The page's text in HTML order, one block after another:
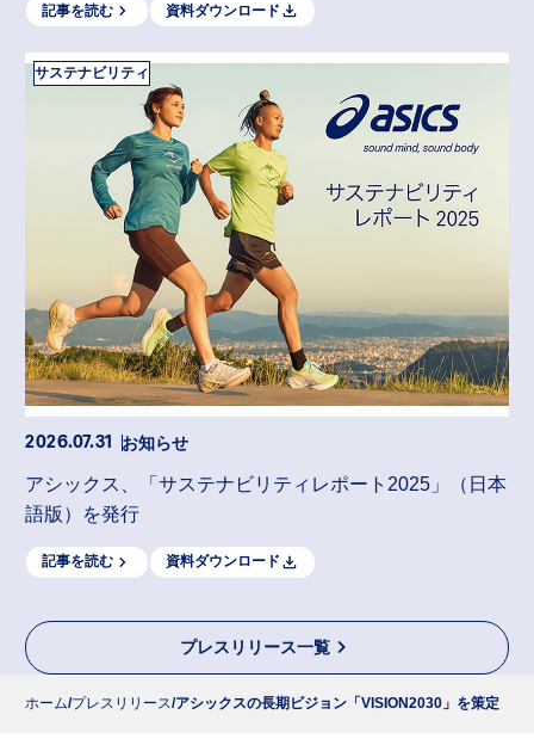
記事を読む 資料ダウンロード
サステナビリティ
2026.07.31 お知らせ
アシックス、「サステナビリティレポート2025」（日本
語版）を発行
記事を読む 資料ダウンロード
プレスリリース一覧
ホーム プレスリリース アシックスの長期ビジョン「VISION2030」を策定